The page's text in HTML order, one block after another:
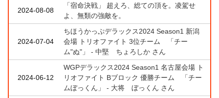
2024-08-08
「宿命決戦」 超えろ、総ての頂を。凌駕せ
よ、無類の強敵を。
2024-07-04
ちほうかっぷデラックス2024 Season1 新潟
会場 トリオファイト 3位チーム 「チー
ム"ぬ"」 - 中堅 ちょろしか さん
2024-06-12
WGPデラックス2024 Season1 名古屋会場 ト
リオファイト Bブロック 優勝チーム 「チー
ムぼっくん」 - 大将 ぼっくん さん